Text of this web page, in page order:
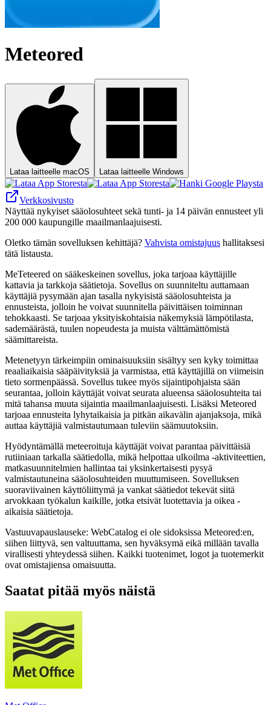
Meteored
Lataa laitteelle macOS Lataa laitteelle Windows
Verkkosivusto
Näyttää nykyiset sääolosuhteet sekä tunti- ja 14 päivän ennusteet yli
200 000 kaupungille maailmanlaajuisesti.
Oletko tämän sovelluksen kehittäjä? Vahvista omistajuus hallitaksesi
tätä listausta.
MeTeteered on sääkeskeinen sovellus, joka tarjoaa käyttäjille
kattavia ja tarkkoja säätietoja. Sovellus on suunniteltu auttamaan
käyttäjiä pysymään ajan tasalla nykyisistä sääolosuhteista ja
ennusteista, jolloin he voivat suunnitella päivittäisen toiminnan
tehokkaasti. Se tarjoaa yksityiskohtaisia ​​näkemyksiä lämpötilasta,
sademäärästä, tuulen nopeudesta ja muista välttämättömistä
säämittareista.
Metenetyyn tärkeimpiin ominaisuuksiin sisältyy sen kyky toimittaa
reaaliaikaisia ​​sääpäivityksiä ja varmistaa, että käyttäjillä on viimeisin
tieto sormenpäässä. Sovellus tukee myös sijaintipohjaista sään
seurantaa, jolloin käyttäjät voivat seurata alueensa sääolosuhteita tai
mitä tahansa muuta sijaintia maailmanlaajuisesti. Lisäksi Meteored
tarjoaa ennusteita lyhytaikaisia ​​ja pitkän aikavälin ajanjaksoja, mikä
auttaa käyttäjiä valmistautumaan tuleviin säämuutoksiin.
Hyödyntämällä meteeroituja käyttäjät voivat parantaa päivittäisiä
rutiiniaan tarkalla säätiedolla, mikä helpottaa ulkoilma -aktiviteettien,
matkasuunnitelmien hallintaa tai yksinkertaisesti pysyä
valmistautuneina sääolosuhteiden muuttumiseen. Sovelluksen
suoraviivainen käyttöliittymä ja vankat säätiedot tekevät siitä
arvokkaan työkalun kaikille, jotka etsivät luotettavia ja oikea -
aikaisia ​​säätietoja.
Vastuuvapauslauseke: WebCatalog ei ole sidoksissa Meteored:en,
siihen liittyvä, sen valtuuttama, sen hyväksymä eikä millään tavalla
virallisesti yhteydessä siihen. Kaikki tuotenimet, logot ja tuotemerkit
ovat omistajiensa omaisuutta.
Saatat pitää myös näistä